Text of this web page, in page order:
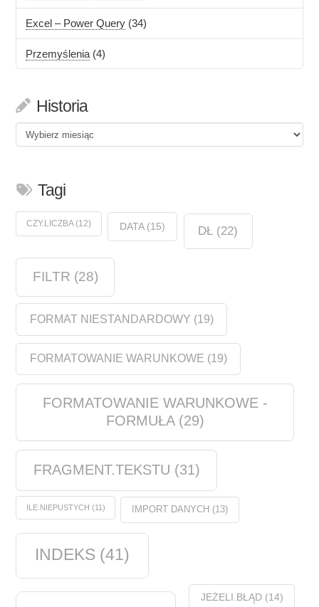
Excel – Power Query (34)
Przemyślenia (4)
Historia
Historia
Tagi
CZY.LICZBA(12) DATA(15) DŁ (22)
FILTR (28)
FORMAT NIESTANDARDOWY (19)
FORMATOWANIE WARUNKOWE (19)
FORMATOWANIE WARUNKOWE -
FORMUŁA(29)
FRAGMENT.TEKSTU (31)
ILE.NIEPUSTYCH (11) IMPORT DANYCH (13)
INDEKS (41)
JEŻELI.BŁĄD(14)